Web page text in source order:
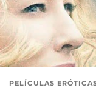
PELÍCULAS